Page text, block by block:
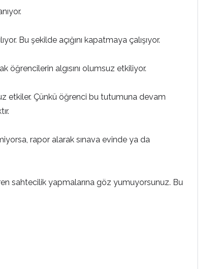
Bu şekilde açığını kapatmaya çalışıyor.
öğrencilerin algısını olumsuz etkiliyor.
etkiler. Çünkü öğrenci bu tutumuna devam
rapor alarak sınava evinde ya da
sahtecilik yapmalarına göz yumuyorsunuz. Bu